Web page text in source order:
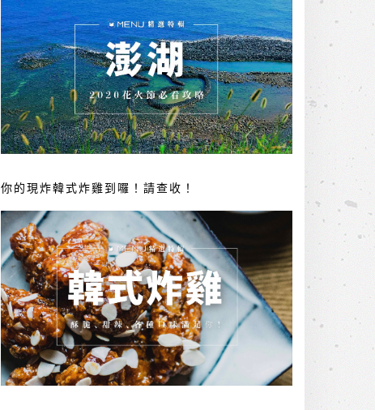
你的現炸韓式炸雞到囉！請查收！